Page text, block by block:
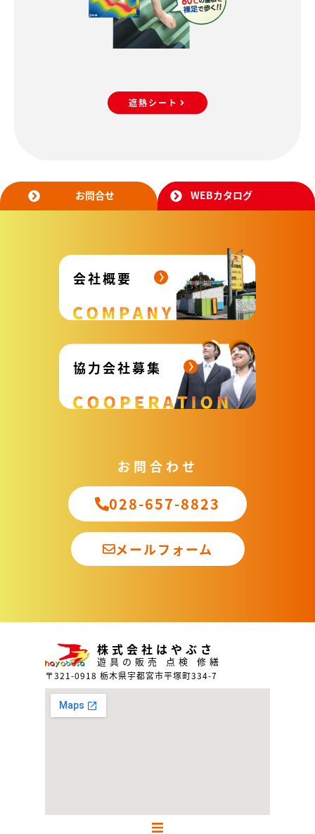
遮熱シート
お問合せ WEBカタログ
会社概要
協力会社募集
お問合わせ
028-657-8823
メールフォーム
株式会社はやぶさ
遊具の販売 点検 修繕
〒321-0918 栃木県宇都宮市平塚町334-7